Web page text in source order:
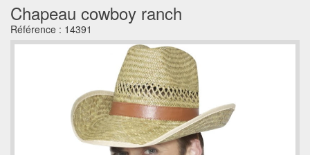
Chapeau cowboy ranch
Référence : 14391